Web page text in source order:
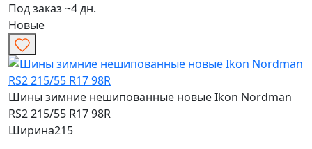
Под заказ ~4 дн.
Новые
Шины зимние нешипованные новые Ikon Nordman
RS2 215/55 R17 98R
Ширина215